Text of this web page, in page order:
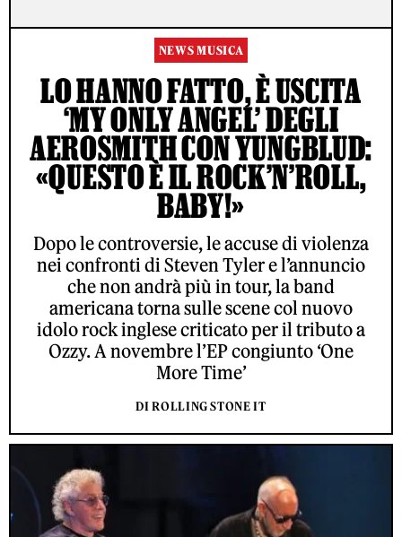
NEWS MUSICA
LO HANNO FATTO, È USCITA
‘MY ONLY ANGEL’ DEGLI
AEROSMITH CON YUNGBLUD:
«QUESTO È IL ROCK’N’ROLL,
BABY!»
Dopo le controversie, le accuse di violenza
nei confronti di Steven Tyler e l’annuncio
che non andrà più in tour, la band
americana torna sulle scene col nuovo
idolo rock inglese criticato per il tributo a
Ozzy. A novembre l’EP congiunto ‘One
More Time’
DI ROLLING STONE IT